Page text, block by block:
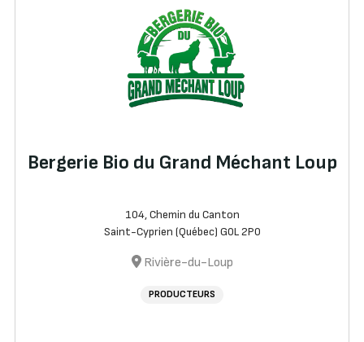
Bergerie Bio du Grand Méchant Loup
104, Chemin du Canton
Saint-Cyprien (Québec) G0L 2P0
Rivière-du-Loup
PRODUCTEURS